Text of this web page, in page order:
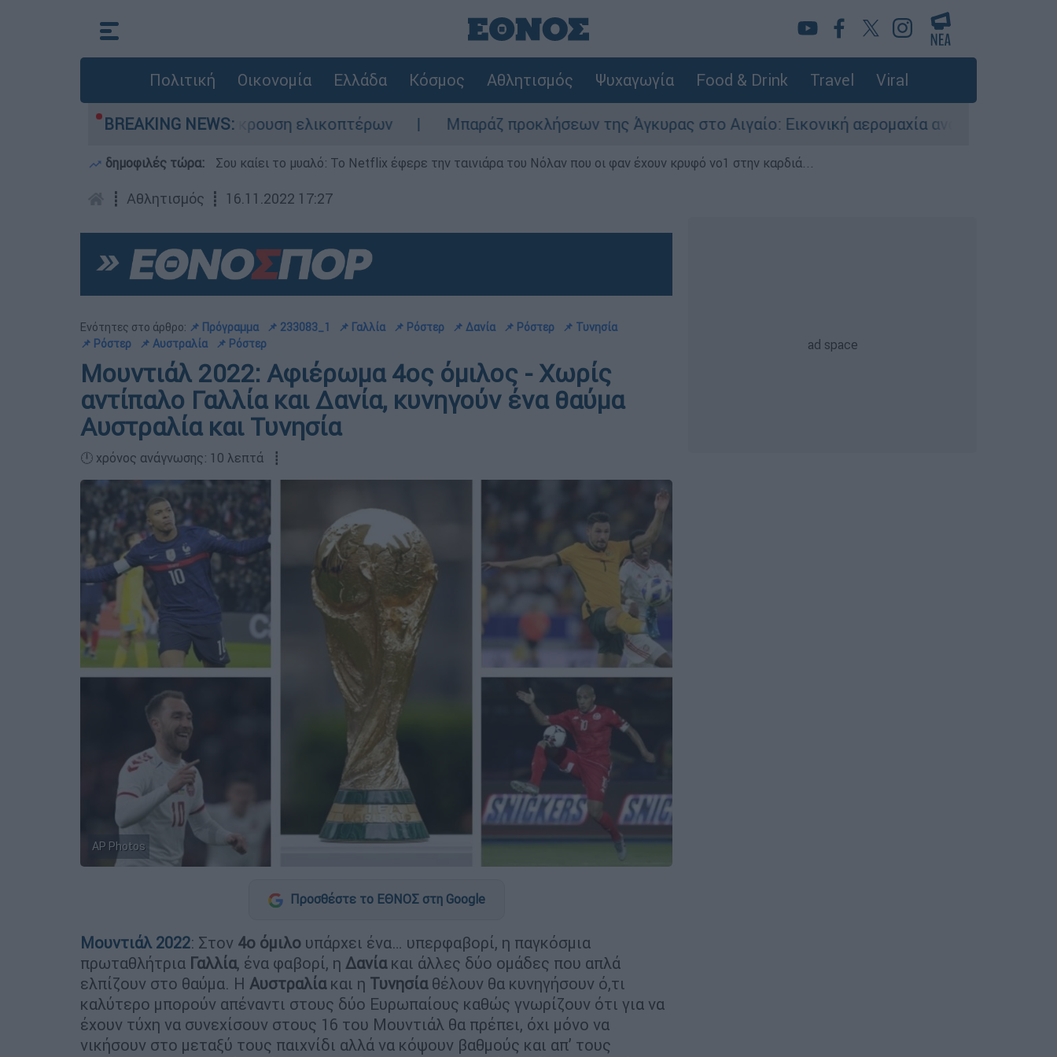
Πολιτική Οικονομία Ελλάδα Κόσμος Αθλητισμός Ψυχαγωγία Food & Drink Travel Viral
BREAKING NEWS:
τη ζωή του στη σύγκρουση ελικοπτέρων Μπαράζ προκλήσεων της Άγκυρας στο Αιγαίο: Εικονική αερομαχία ανάμεσα σε ελληνικά και
δημοφιλές τώρα: Σου καίει το μυαλό: Το Netflix έφερε την ταινιάρα του Νόλαν που οι φαν έχουν κρυφό νο1 στην καρδιά...
┋ Αθλητισμός ┋ 16.11.2022 17:27
Ενότητες στο άρθρο: 📌 Πρόγραμμα 📌 233083_1 📌 Γαλλία 📌 Ρόστερ 📌 Δανία 📌 Ρόστερ
📌 Τυνησία
📌 Ρόστερ
📌 Αυστραλία 📌 Ρόστερ
Μουντιάλ 2022: Αφιέρωμα 4ος όμιλος - Χωρίς
αντίπαλο Γαλλία και Δανία, κυνηγούν ένα θαύμα
Αυστραλία και Τυνησία
🕛 χρόνος ανάγνωσης: 10 λεπτά ┋
AP Photos
Προσθέστε το ΕΘΝΟΣ στη Google
Μουντιάλ 2022: Στον 4ο όμιλο υπάρχει ένα… υπερφαβορί, η παγκόσμια
πρωταθλήτρια Γαλλία, ένα φαβορί, η Δανίακαι άλλες δύο ομάδες που απλά
ελπίζουν στο θαύμα. Η Αυστραλίακαι η Τυνησίαθέλουν θα κυνηγήσουν ό,τι
καλύτερο μπορούν απέναντι στους δύο Ευρωπαίους καθώς γνωρίζουν ότι για να
έχουν τύχη να συνεχίσουν στους 16 του Μουντιάλ θα πρέπει, όχι μόνο να
νικήσουν στο μεταξύ τους παιχνίδι αλλά να κόψουν βαθμούς και απ’ τους